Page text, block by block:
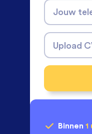
Jouw
Upload
Binnen 1